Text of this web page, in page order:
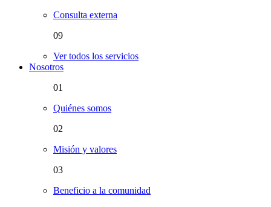
Consulta externa
09
Ver todos los servicios
Nosotros
01
Quiénes somos
02
Misión y valores
03
Beneficio a la comunidad